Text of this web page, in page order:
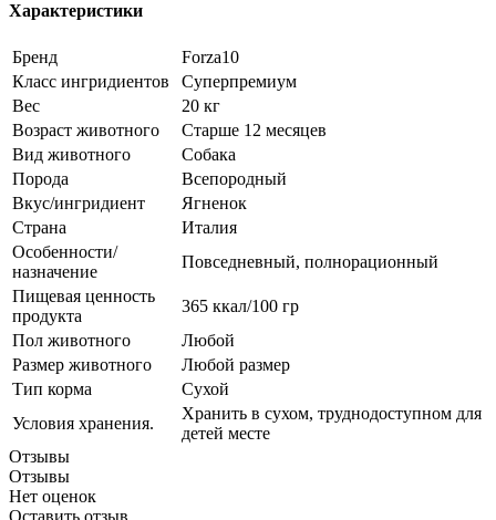
Характеристики
Бренд
Forza10
Класс ингридиентов
Суперпремиум
Вес
20 кг
Возраст животного
Старше 12 месяцев
Вид животного
Собака
Порода
Всепородный
Вкус/ингридиент
Ягненок
Страна
Италия
Особенности/
назначение
Повседневный, полнорационный
Пищевая ценность
продукта
365 ккал/100 гр
Пол животного
Любой
Размер животного
Любой размер
Тип корма
Сухой
Условия хранения.
Хранить в сухом, труднодоступном для
детей месте
Отзывы
Отзывы
Нет оценок